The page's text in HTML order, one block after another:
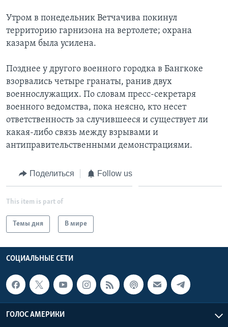
Утром в понедельник Ветчачива покинул
территорию гарнизона на вертолете; охрана
казарм была усилена.
Позднее у другого военного городка в Бангкоке
взорвались четыре гранаты, ранив двух
военнослужащих. По словам пресс-секретаря
военного ведомства, пока неясно, кто несет
ответственность за случившееся и существует ли
какая-либо связь между взрывами и
антиправительственными демонстрациями.
Поделиться Follow us
This item is part of
Темы дня В мире
СОЦИАЛЬНЫЕ СЕТИ
ГОЛОС АМЕРИКИ